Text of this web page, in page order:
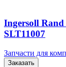
Ingersoll
SLT11007
Запчасти для
Заказать